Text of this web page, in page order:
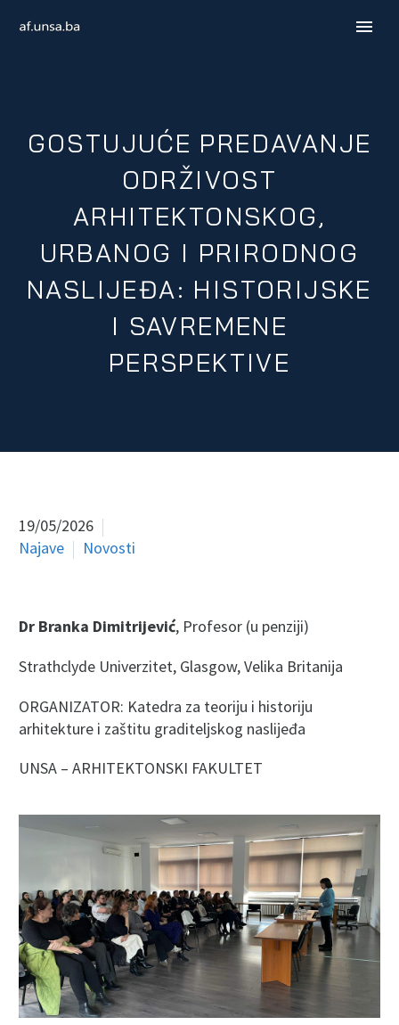
ENGLISH
GOSTUJUĆE PREDAVANJE
ODRŽIVOST
ARHITEKTONSKOG,
URBANOG I PRIRODNOG
NASLIJEĐA: HISTORIJSKE
I SAVREMENE
PERSPEKTIVE
19/05/2026
Najave
Novosti
Dr Branka Dimitrijević, Profesor (u penziji)
Strathclyde Univerzitet, Glasgow, Velika Britanija
ORGANIZATOR: Katedra za teoriju i historiju
arhitekture i zaštitu graditeljskog naslijeđa
UNSA – ARHITEKTONSKI FAKULTET